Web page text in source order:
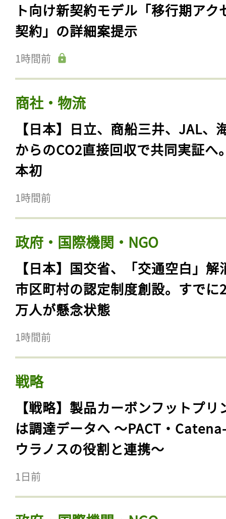
ト向け新契約モデル「移行期アク
契約」の詳細案提示
1時間前
商社・物流
【日本】日立、商船三井、JAL、
からのCO2直接回収で共同実証へ
本初
1時間前
政府・国際機関・NGO
【日本】国交省、「交通空白」解
市区町村の認定制度創設。すでに
万人が懸念状態
1時間前
戦略
【戦略】製品カーボンフットプリ
は調達データへ 〜PACT・
ウラノスの役割と連携〜
1日前